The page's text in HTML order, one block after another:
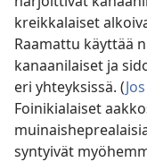
kreikkalaiset
Raamattu käyttää
kanaanilaiset ja
eri yhteyksissä. (
Foinikialaiset
syntyivät